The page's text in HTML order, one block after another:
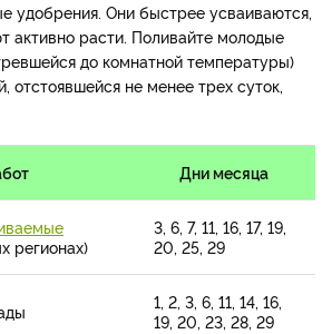
удобрения. Они быстрее усваиваются,
активно расти. Поливайте молодые
до комнатной температуры)
отстоявшейся не менее трех суток,
Дни месяца
регионах)
3, 6, 7, 11, 16, 17, 19,
20, 25, 29
1, 2, 3, 6, 11, 14, 16,
19, 20, 23, 28, 29